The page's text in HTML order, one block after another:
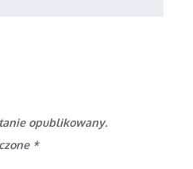
opublikowany.
*